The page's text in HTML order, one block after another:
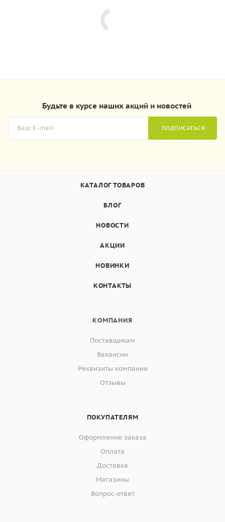
Будьте в курсе наших акций и новостей
ПОДПИСАТЬСЯ
КАТАЛОГ ТОВАРОВ
БЛОГ
НОВОСТИ
АКЦИИ
НОВИНКИ
КОНТАКТЫ
КОМПАНИЯ
Поставщикам
Вакансии
Реквизиты компании
Отзывы
ПОКУПАТЕЛЯМ
Оформление заказа
Оплата
Доставка
Магазины
Вопрос-ответ